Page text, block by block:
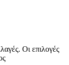
Οι επιλογές